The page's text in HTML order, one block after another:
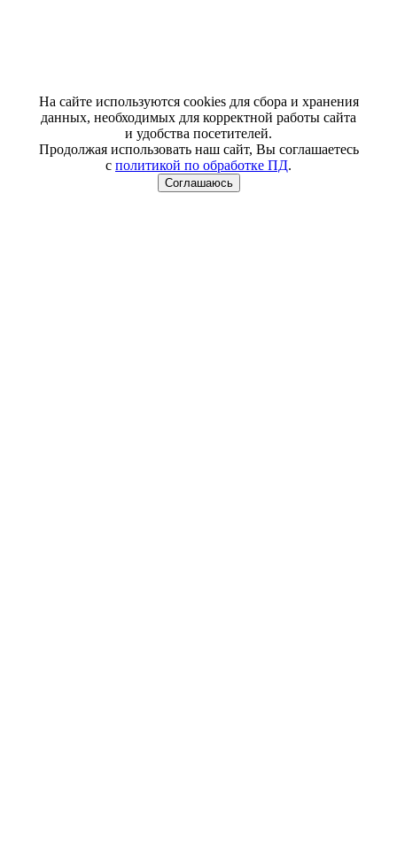
На сайте используются cookies для сбора и хранения
данных, необходимых для корректной работы сайта
и удобства посетителей.
Продолжая использовать наш сайт, Вы соглашаетесь
с политикой по обработке ПД.
Соглашаюсь